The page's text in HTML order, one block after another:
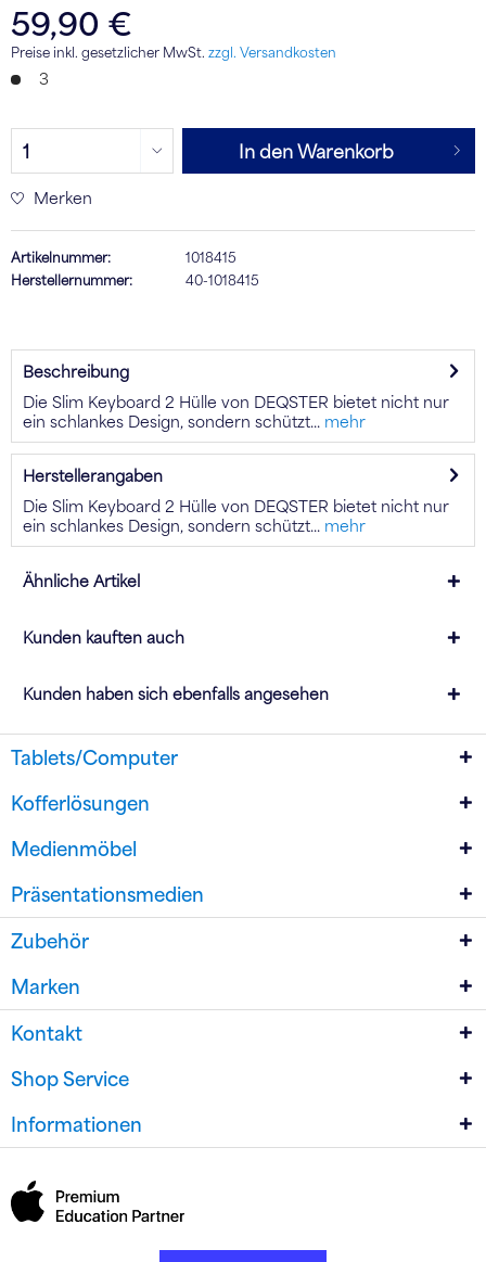
59,90 €
Preise inkl. gesetzlicher MwSt. zzgl. Versandkosten
3
In den Warenkorb
Merken
Artikelnummer:
1018415
Herstellernummer:
40-1018415
Beschreibung
Die Slim Keyboard 2 Hülle von DEQSTER bietet nicht nur
ein schlankes Design, sondern schützt...
mehr
Herstellerangaben
Die Slim Keyboard 2 Hülle von DEQSTER bietet nicht nur
ein schlankes Design, sondern schützt...
mehr
Ähnliche Artikel
Kunden kauften auch
Kunden haben sich ebenfalls angesehen
Tablets/Computer
Kofferlösungen
Medienmöbel
Präsentationsmedien
Zubehör
Marken
Kontakt
Shop Service
Informationen